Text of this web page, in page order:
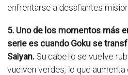
enfrentarse a desafiantes
5. Uno de los momentos más
serie es cuando Goku se
Saiyan. Su cabello se vuelve
vuelven verdes, lo que